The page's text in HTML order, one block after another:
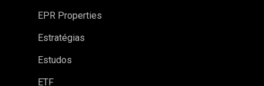
EPR Properties
Estratégias
Estudos
ETF